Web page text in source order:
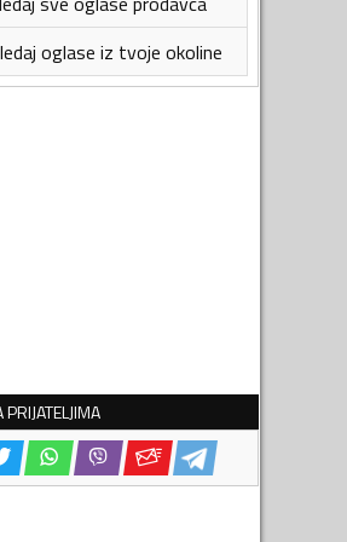
oglase iz tvoje okoline
PRIJATELJIMA